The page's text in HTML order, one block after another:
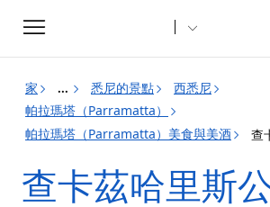
Toggle
navigation
家 ... 悉尼的景點
西悉尼
帕拉瑪塔（Parramatta）
帕拉瑪塔（Parramatta）美食與美酒
查
查卡茲哈里斯